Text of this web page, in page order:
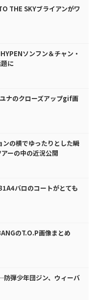
THE SKYブライアンがワ
ソンフン＆チャン・
に
ナのクローズアップgif画
ンの横でゆったりとした瞬
ーの中の近況公開
バロのコートがとても
のT.O.P画像まとめ
弾少年団ジン、ウィーバ